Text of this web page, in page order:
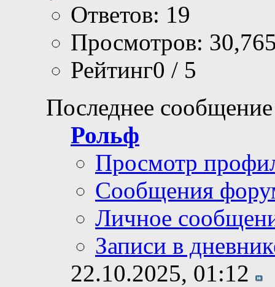
Ответов: 19
Просмотров:
Рейтинг0 / 5
Последнее
Рольф
Просмотр
Сообщения
Личное
Записи в
22.10.2025, 01:12